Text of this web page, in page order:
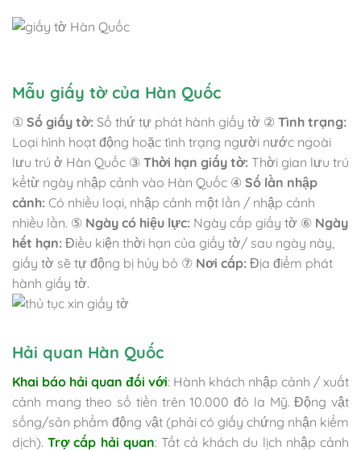
Mẫu giấy tờ của Hàn Quốc
① Số giấy tờ: Số thứ tự phát hành giấy tờ ② Tình trạng:
Loại hình hoạt động hoặc tình trạng người nước ngoài
lưu trú ở Hàn Quốc ③ Thời hạn giấy tờ: Thời gian lưu trú
kểtừ ngày nhập cảnh vào Hàn Quốc ④ Số lần nhập
cảnh: Có nhiều loại, nhập cảnh một lần / nhập cảnh
nhiều lần. ⑤ Ngày có hiệu lực: Ngày cấp giấy tờ ⑥ Ngày
hết hạn: Điều kiện thời hạn của giấy tờ/ sau ngày này,
giấy tờ sẽ tự động bị hủy bỏ ⑦ Nơi cấp: Địa điểm phát
hành giấy tờ.
Hải quan Hàn Quốc
Khai báo hải quan đối với: Hành khách nhập cảnh / xuất
cảnh mang theo số tiền trên 10.000 đô la Mỹ. Động vật
sống/sản phẩm động vật (phải có giấy chứng nhận kiểm
dịch).Trợ cấp hải quan: Tất cả khách du lịch nhập cảnh